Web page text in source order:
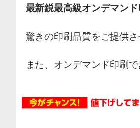
最新鋭最高級オンデマン
驚きの印刷品質をご提供
また、オンデマンド印刷
行うことで、従来のオン